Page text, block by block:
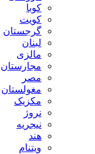
کوبا
کویت
گرجستان
لبنان
مالزی
مجارستان
مصر
مغولستان
مکزیک
نروژ
نیجریه
هند
ویتنام